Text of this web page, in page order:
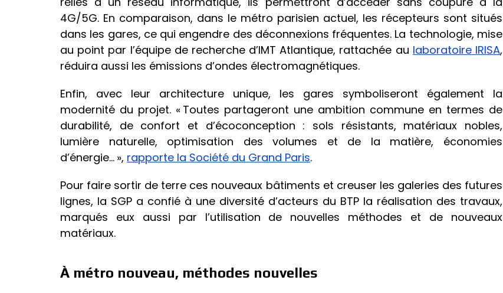
4G/5G. En comparaison, dans le métro parisien actuel, les récepteurs sont situés
dans les gares, ce qui engendre des déconnexions fréquentes. La technologie, mise
au point par l’équipe de recherche d’IMT Atlantique, rattachée au laboratoire IRISA,
réduira aussi les émissions d’ondes électromagnétiques.
Enfin, avec leur architecture unique, les gares symboliseront également la
modernité du projet. « Toutes partageront une ambition commune en termes de
durabilité, de confort et d’écoconception : sols résistants, matériaux nobles,
lumière naturelle, optimisation des volumes et de la matière, économies
d’énergie… », rapporte la Société du Grand Paris.
Pour faire sortir de terre ces nouveaux bâtiments et creuser les galeries des futures
lignes, la SGP a confié à une diversité d’acteurs du BTP la réalisation des travaux,
marqués eux aussi par l’utilisation de nouvelles méthodes et de nouveaux
matériaux.
À métro nouveau, méthodes nouvelles